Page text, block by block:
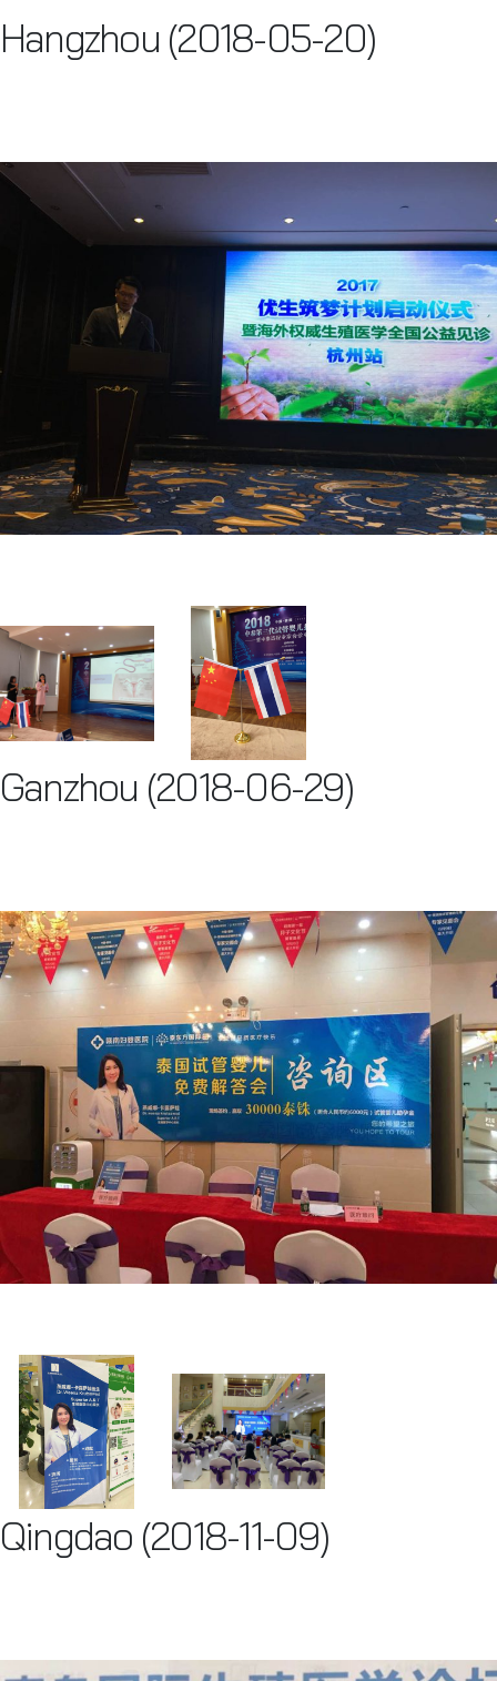
Hangzhou (2018-05-20)
Ganzhou (2018-06-29)
Qingdao (2018-11-09)